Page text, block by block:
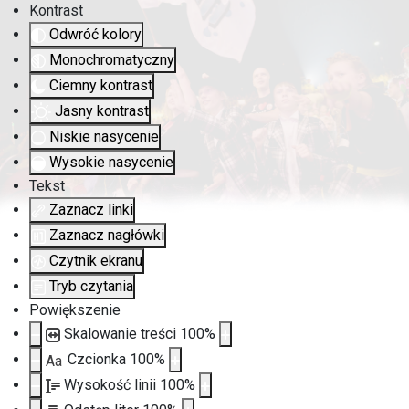
Kontrast
Odwróć kolory
Monochromatyczny
Ciemny kontrast
Jasny kontrast
Niskie nasycenie
Wysokie nasycenie
Tekst
Zaznacz linki
Zaznacz nagłówki
Czytnik ekranu
Tryb czytania
Powiększenie
Skalowanie treści 100%
Aa Czcionka 100%
Wysokość linii 100%